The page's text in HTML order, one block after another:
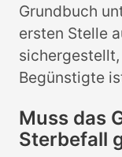
Grundbuch
ersten Stelle
Begünstigte
Muss das
Sterbefall